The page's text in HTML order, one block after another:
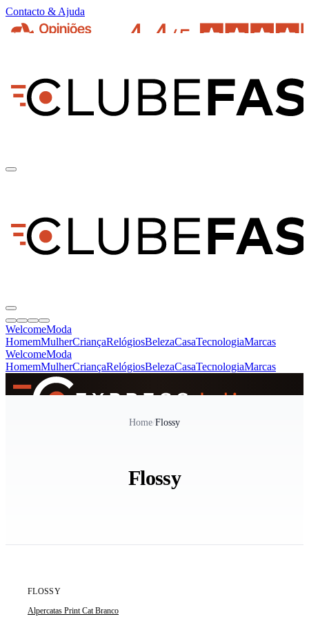
Contacto & Ajuda
WelcomeModa
HomemMulherCriançaRelógiosBelezaCasaTecnologiaMarcas
WelcomeModa
HomemMulherCriançaRelógiosBelezaCasaTecnologiaMarcas
Home/Flossy
Flossy
FLOSSY
Alpercatas Print Cat Branco